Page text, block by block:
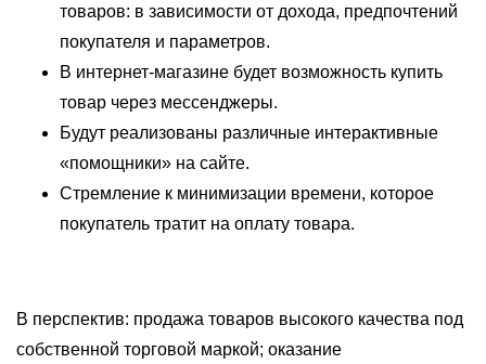
товаров: в зависимости от дохода, предпочтений
покупателя и параметров.
В интернет-магазине будет возможность купить
товар через мессенджеры.
Будут реализованы различные интерактивные
«помощники» на сайте.
Стремление к минимизации времени, которое
покупатель тратит на оплату товара.
В перспектив: продажа товаров высокого качества под
собственной торговой маркой; оказание